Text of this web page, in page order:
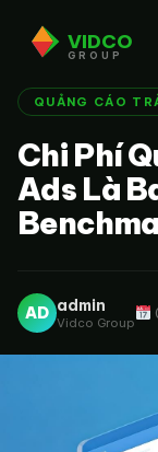
VIDCO
GROUP
QUẢNG CÁO
Chi Phí
Ads Là
AD admin
Vidco Group